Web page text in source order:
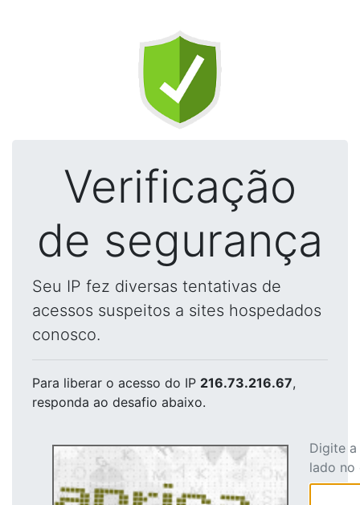
Verificação
de segurança
Seu IP fez diversas tentativas de
acessos suspeitos a sites hospedados
conosco.
Para liberar o acesso do IP 216.73.216.67,
responda ao desafio abaixo.
Digite
lado no